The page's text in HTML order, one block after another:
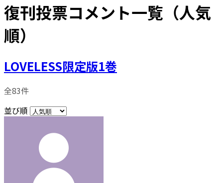
復刊投票コメント一覧（人気
順）
LOVELESS限定版1巻
全83件
並び順